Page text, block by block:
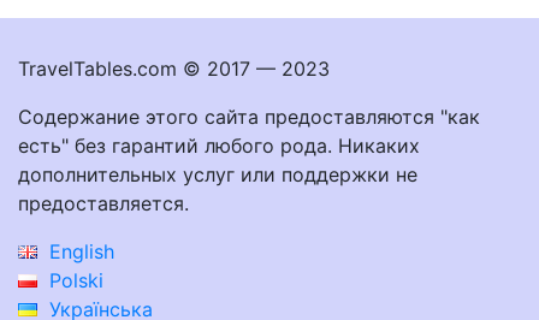
TravelTables.com © 2017 — 2023
Содержание этого сайта предоставляются "как
есть" без гарантий любого рода. Никаких
дополнительных услуг или поддержки не
предоставляется.
English
Polski
Українська